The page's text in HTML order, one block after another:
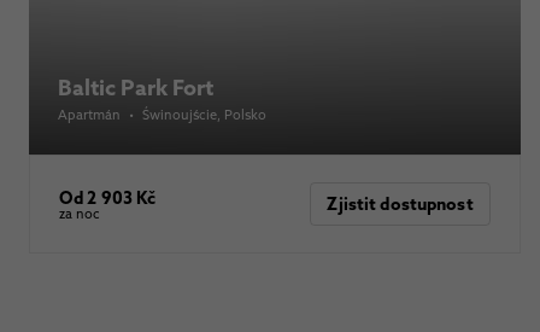
Baltic Park Fort
Apartmán • Świnoujście , Polsko
Od 2 903 Kč
za noc Zjistit dostupnost